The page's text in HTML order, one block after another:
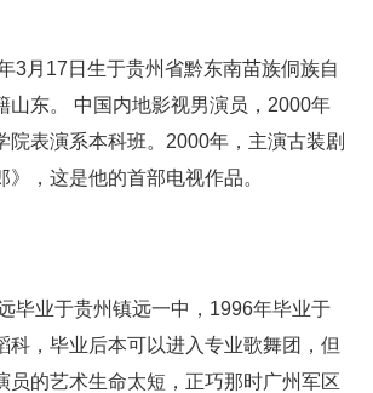
3月17日生于贵州省黔东南苗族侗族自
山东。 中国内地影视男演员，2000年
院表演系本科班。2000年，主演古装剧
》，这是他的首部电视作品。
毕业于贵州镇远一中，1996年毕业于
科，毕业后本可以进入专业歌舞团，但
员的艺术生命太短，正巧那时广州军区